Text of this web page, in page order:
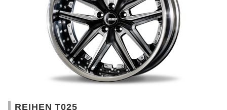
REIHEN T025